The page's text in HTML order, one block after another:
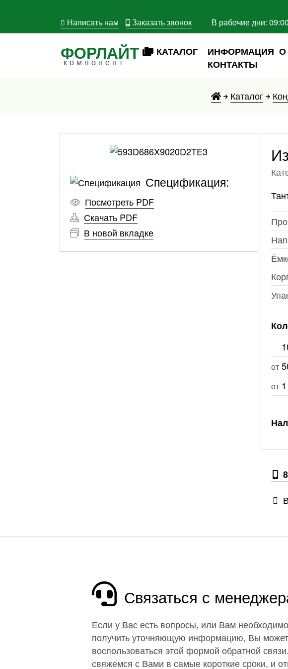
Написать нам Заказать звонок В рабочие дни:
ФОРЛАЙТ
компонент
КАТАЛОГ ИНФОРМАЦИЯ О
КОНТАКТЫ
Каталог
Спецификация:
Посмотреть PDF
Скачать PDF
В новой вкладке
от
от1
Связаться с
Если у Вас есть вопросы, или Вам необходимо
получить уточняющую информацию, Вы
воспользоваться этой формой обратной
свяжемся с Вами в самые короткие сроки, и